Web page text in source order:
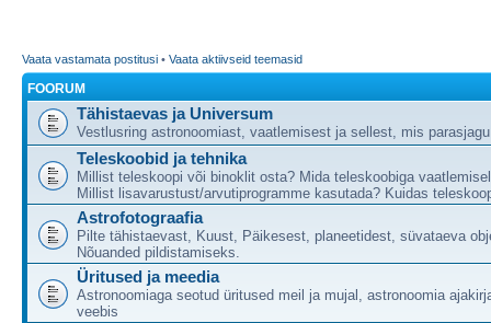
Vaata vastamata postitusi • Vaata aktiivseid teemasid
FOORUM
Tähistaevas ja Universum
Vestlusring astronoomiast, vaatlemisest ja sellest, mis
Teleskoobid ja tehnika
Millist teleskoopi või binoklit osta? Mida teleskoobiga
Millist lisavarustust/arvutiprogramme kasutada? Kuidas
Astrofotograafia
Pilte tähistaevast, Kuust, Päikesest, planeetidest, süvataeva
Nõuanded pildistamiseks.
Üritused ja meedia
Astronoomiaga seotud üritused meil ja mujal, astronoomia
veebis